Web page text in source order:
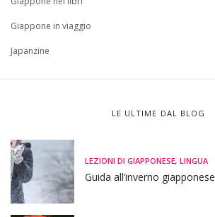
Giappone in viaggio
Japanzine
LE ULTIME DAL BLOG
LEZIONI DI GIAPPONESE, LINGUA
Guida all’inverno giapponese